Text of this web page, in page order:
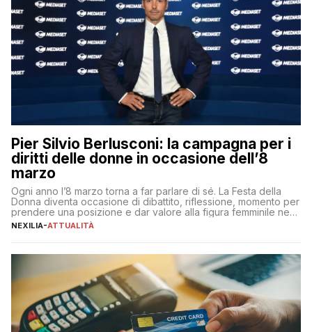
Pier Silvio Berlusconi: la campagna per i
diritti delle donne in occasione dell’8
marzo
Ogni anno l’8 marzo torna a far parlare di sé. La Festa della
Donna diventa occasione di dibattito, riflessione, momento per
prendere una posizione e dar valore alla figura femminile nella
sua complessità e crucialità. A lanciare un messaggio “forte e
NEXILIA-ATTUALITÀ